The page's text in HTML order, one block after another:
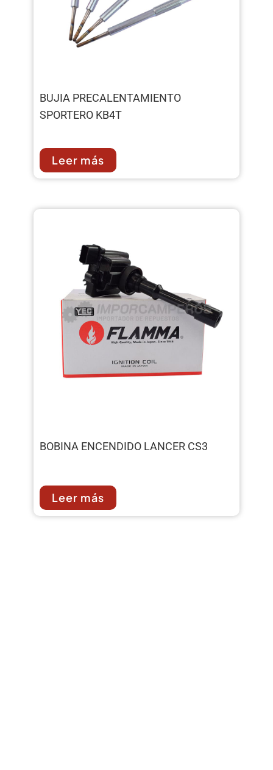
BUJIA PRECALENTAMIENTO
SPORTERO KB4T
Leer más
BOBINA ENCENDIDO LANCER CS3
Leer más